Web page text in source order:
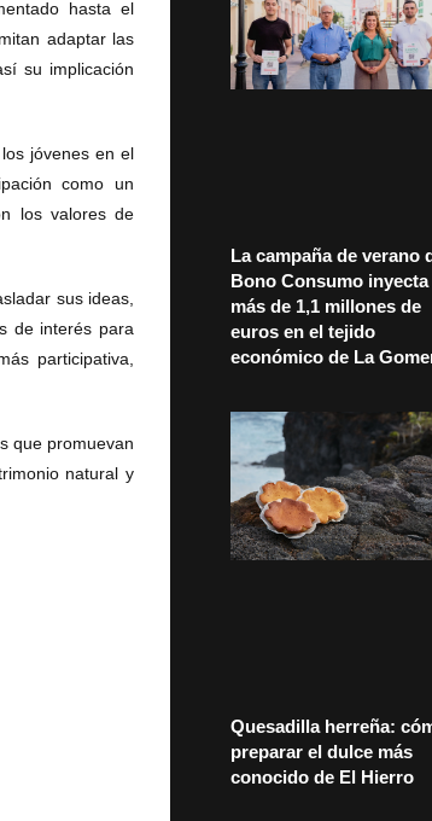
hasta el
adaptar las
su implicación
jóvenes en el
como un
los valores de
sus ideas,
de interés para
participativa,
que promuevan
natural y
La campaña de verano
Bono Consumo inyecta
más de 1,1 millones de
euros en el tejido
económico de La
Quesadilla herreña:
preparar el dulce más
conocido de El Hierro